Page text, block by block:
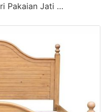
Pakaian Jati …